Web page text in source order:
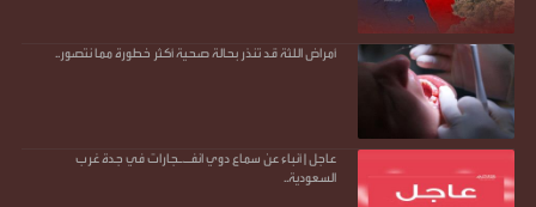
أمراض اللثة قد تنذر بحالة صحية أكثر خطورة مما نتصور..
عاجل | أنباء عن سماع دوي انفـ.ـجارات في جدة غرب
السعودية..